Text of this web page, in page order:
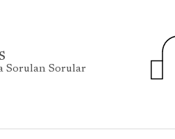
Sorulan Sorular